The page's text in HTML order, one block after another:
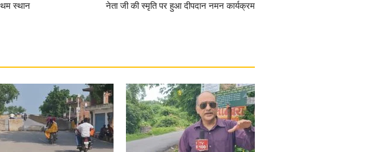
स्थान
नेता जी की स्मृति पर हुआ दीपदान नमन कार्यक्रम